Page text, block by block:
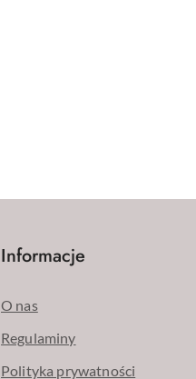
Informacje
O nas
Regulaminy
Polityka prywatności